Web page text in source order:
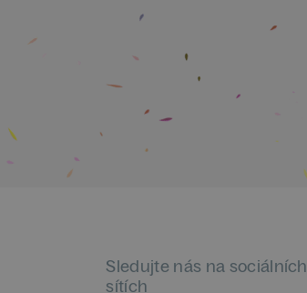
Sledujte nás na sociálních
sítích